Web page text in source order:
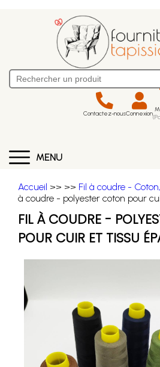
Contactez-nousConnexion
MENU
Accueil >> >> Fil à coudre -
à coudre - polyester coton pour
FIL À COUDRE -
POUR CUIR ET TISSU